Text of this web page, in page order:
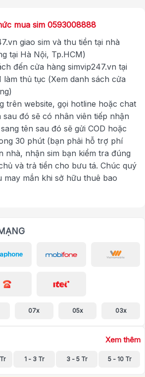
mua sim 0593008888
giao sim và thu tiền tại nhà
tại Hà Nội, Tp.HCM)
đến cửa hàng simvip247.vn tại
làm thủ tục (Xem danh sách cửa
trên website, gọi hotline hoặc chat
sau đó sẽ có nhân viên tiếp nhận
tên sau đó sẽ gửi COD hoặc
30 phút (bạn phải hỗ trợ phí
nhà, nhận sim bạn kiểm tra đúng
và trả tiền cho bưu tá. Chúc quý
may mắn khi sở hữu thuê bao
07x 05x 03x
Xem thêm
1 - 3 Tr 3 - 5 Tr 5 - 10 Tr